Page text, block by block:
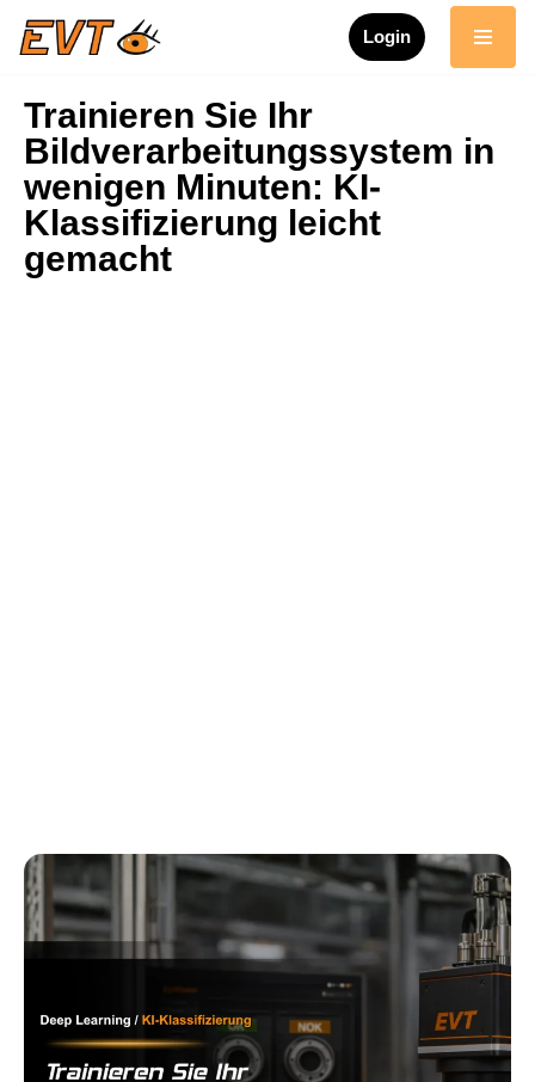
springen
Login
Trainieren Sie Ihr
Bildverarbeitungssystem in
wenigen Minuten: KI-
Klassifizierung leicht
gemacht